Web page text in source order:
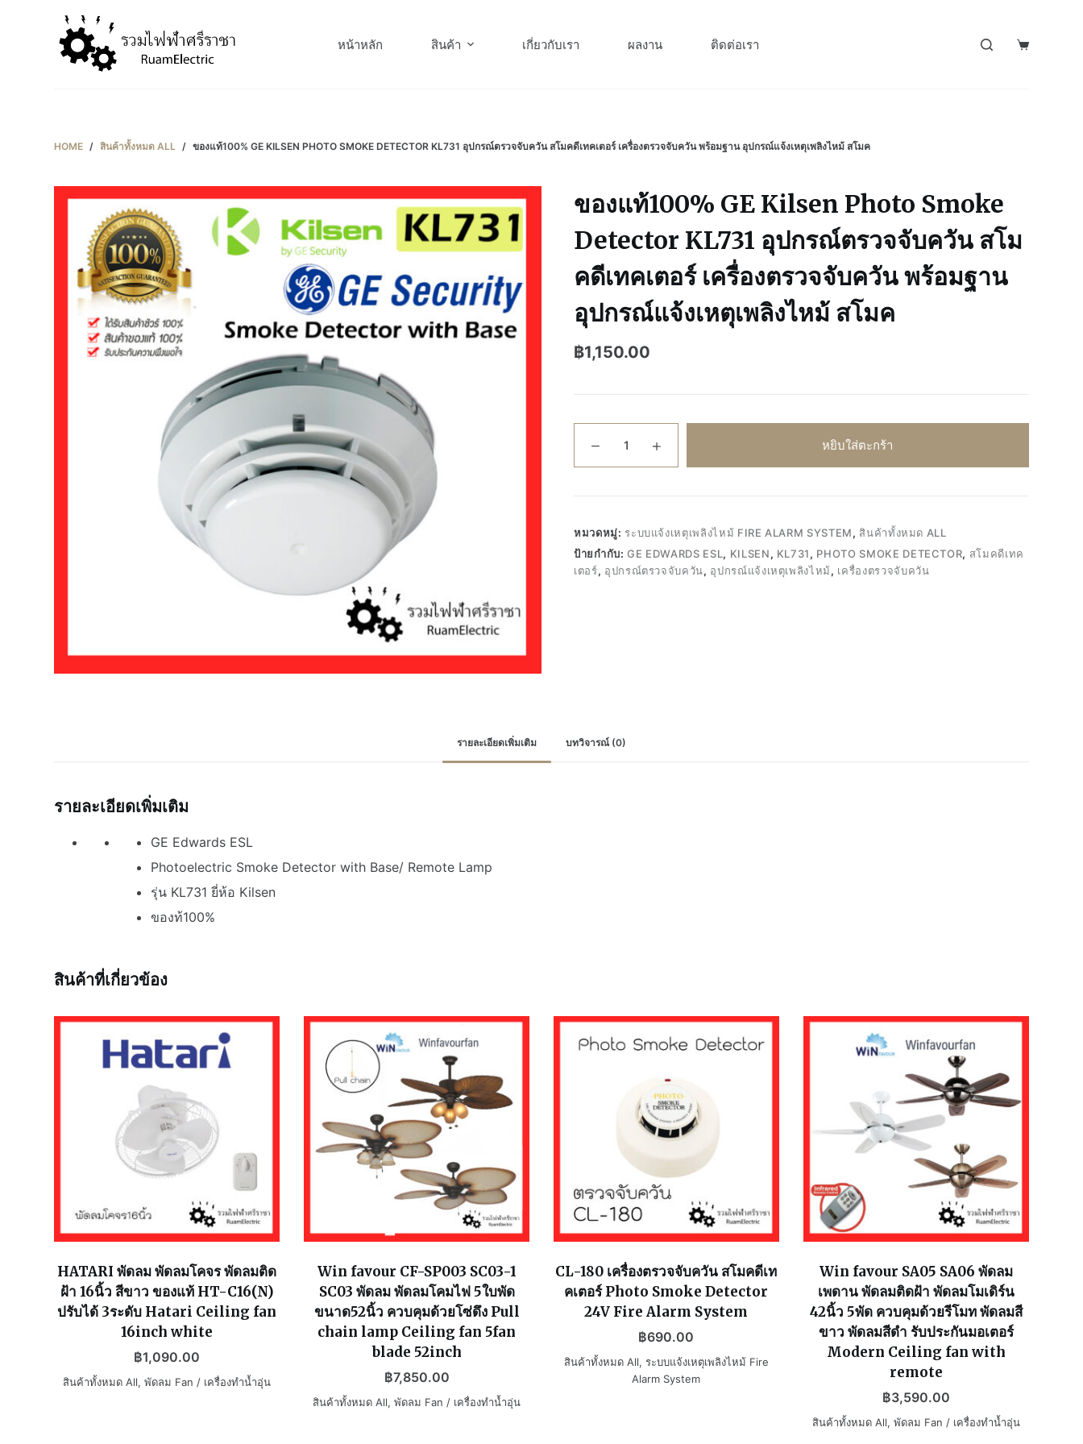
หน้าหลัก สินค้า เกี่ยวกับเรา ผลงาน ติดต่อเรา
HOME / สินค้าทั้งหมด ALL / ของแท้100% GE KILSEN PHOTO SMOKE DETECTOR KL731 อุปกรณ์ตรวจจับควัน สโมคดีเทคเตอร์ เครื่องตรวจจับควัน พร้อมฐาน อุปกรณ์แจ้งเหตุเพลิงไหม้ สโมค
ของแท้100% GE Kilsen Photo Smoke
Detector KL731 อุปกรณ์ตรวจจับควัน สโม
คดีเทคเตอร์ เครื่องตรวจจับควัน พร้อมฐาน
อุปกรณ์แจ้งเหตุเพลิงไหม้ สโมค
฿1,150.00
ของ
แท้100%
Photo
Smoke
Detector
เท
หยิบใส่ตะกร้า
หมวดหมู่: ระบบแจ้งเหตุเพลิงไหม้ FIRE ALARM SYSTEM, สินค้าทั้งหมด ALL
ป้ายกำกับ:GE EDWARDS ESL, KILSEN, KL731, PHOTO SMOKE DETECTOR, สโมคดีเทค
เตอร์, อุปกรณ์ตรวจจับควัน, อุปกรณ์แจ้งเหตุเพลิงไหม้, เครื่องตรวจจับควัน
รายละเอียดเพิ่มเติม บทวิจารณ์ (0)
รายละเอียดเพิ่มเติม
GE Edwards ESL
Photoelectric Smoke Detector with Base/ Remote Lamp
รุ่น KL731 ยี่ห้อ Kilsen
ของท้100%
สินค้าที่เกี่ยวข้อง
HATARI พัดลม พัดลมโคจร พัดลมติด
ฝ้า 16นิ้ว สีขาว ของแท้ HT-C16(N)
ปรับได้ 3ระดับ Hatari Ceiling fan
16inch white
฿1,090.00
สินค้าทั้งหมด All,พัดลม Fan / เครื่องทำน้ำอุ่น
Win favour CF-SP003 SC03-1
SC03 พัดลม พัดลมโคมไฟ 5ใบพัด
ขนาด52นิ้ว ควบคุมด้วยโซ่ดึง Pull
chain lamp Ceiling fan 5fan
blade 52inch
฿7,850.00
สินค้าทั้งหมด All,พัดลม Fan / เครื่องทำน้ำอุ่น
CL-180 เครื่องตรวจจับควัน สโมคดีเท
คเตอร์ Photo Smoke Detector
24V Fire Alarm System
฿690.00
สินค้าทั้งหมด All, ระบบแจ้งเหตุเพลิงไหม้ Fire
Alarm System
Win favour SA05 SA06 พัดลม
เพดาน พัดลมติดฝ้า พัดลมโมเดิร์น
42นิ้ว 5พัด ควบคุมด้วยรีโมท พัดลมสี
ขาว พัดลมสีดำ รับประกันมอเตอร์
Modern Ceiling fan with
remote
฿3,590.00
สินค้าทั้งหมด All, พัดลม Fan / เครื่องทำน้ำอุ่น